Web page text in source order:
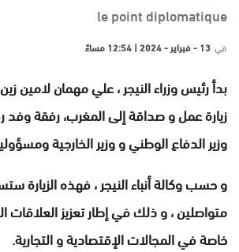
le point diplomatique
في 13 - فبراير - 2024 | 12:54 مساءً
بدأ رئيس وزراء النيجر ، علي مهمان لامين
زيارة عمل و صداقة إلى المغرب، رفقة
وزير الدفاع الوطني و وزير الخارجية
و حسب وكالة أنباء النيجر ، فهذه الزيارة
متواصلين ، و ذلك في إطار تعزيز العلاقات
خاصة في المجالات الإقتصادية و التجارية.